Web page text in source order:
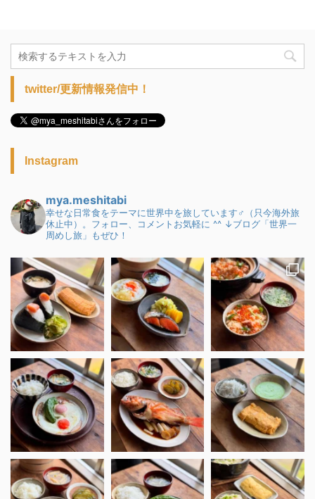
twitter/更新情報発信中！
Instagram
mya.meshitabi
幸せな日常食をテーマに世界中を旅しています♂（只今海外旅
休止中）。フォロー、コメントお気軽に ^^ ↓ブログ「世界一
周めし旅」もぜひ！